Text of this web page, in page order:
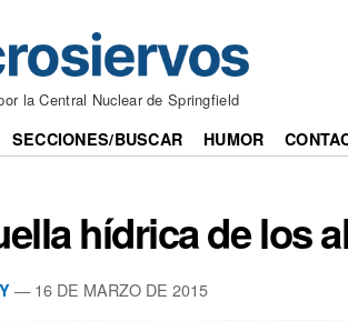
la Central Nuclear de Springfield
SECCIONES/BUSCAR HUMOR
hídrica de los
— 16 DE MARZO DE 2015